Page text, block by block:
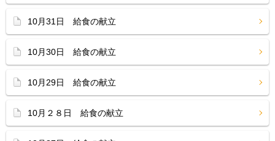
10月31日 給食の献立
10月30日 給食の献立
10月29日 給食の献立
10月２８日 給食の献立